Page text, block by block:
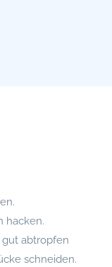
hacken.
abtropfen
schneiden.